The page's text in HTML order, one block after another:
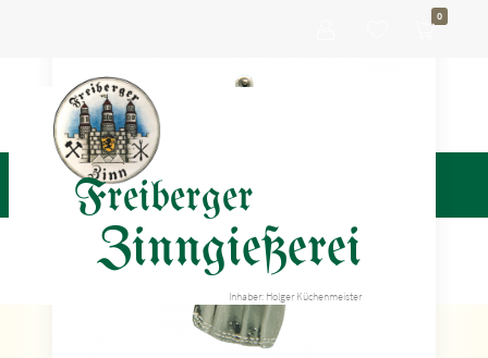
Freiberger
Zinngießerei
Inhaber: Holger Küchenmeister
0